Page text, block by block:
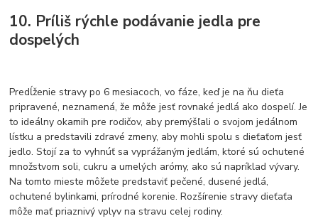
10. Príliš rýchle podávanie jedla pre
dospelých
Predĺženie stravy po 6 mesiacoch, vo fáze, keď je na ňu dieťa
pripravené, neznamená, že môže jesť rovnaké jedlá ako dospelí. Je
to ideálny okamih pre rodičov, aby premýšľali o svojom jedálnom
lístku a predstavili zdravé zmeny, aby mohli spolu s dieťaťom jesť
jedlo. Stojí za to vyhnúť sa vyprážaným jedlám, ktoré sú ochutené
množstvom soli, cukru a umelých arómy, ako sú napríklad vývary.
Na tomto mieste môžete predstaviť pečené, dusené jedlá,
ochutené bylinkami, prírodné korenie. Rozšírenie stravy dieťaťa
môže mať priaznivý vplyv na stravu celej rodiny.